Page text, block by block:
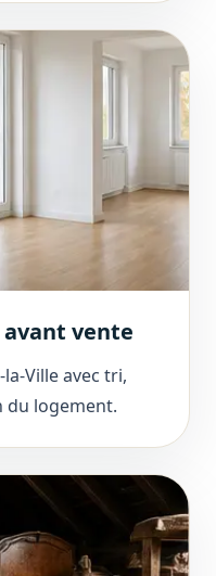
vente
Ville avec tri,
du logement.